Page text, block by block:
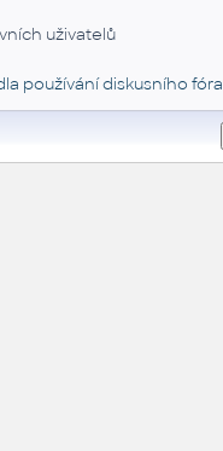
uživatelů
používání diskusního fóra